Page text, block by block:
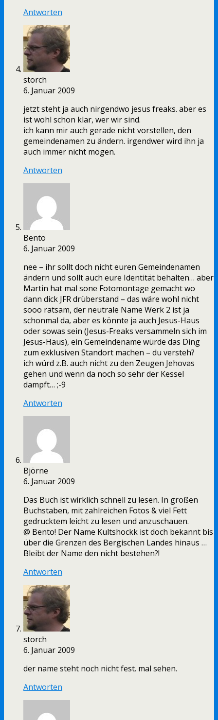
Antworten
storch
6. Januar 2009
jetzt steht ja auch nirgendwo jesus freaks. aber es
ist wohl schon klar, wer wir sind.
ich kann mir auch gerade nicht vorstellen, den
gemeindenamen zu ändern. irgendwer wird ihn ja
auch immer nicht mögen.
Antworten
Bento
6. Januar 2009
nee – ihr sollt doch nicht euren Gemeindenamen
ändern und sollt auch eure Identität behalten… aber
Martin hat mal sone Fotomontage gemacht wo
dann dick JFR drüberstand – das wäre wohl nicht
sooo ratsam, der neutrale Name Werk 2 ist ja
schonmal da, aber es könnte ja auch Jesus-Haus
oder sowas sein (Jesus-Freaks versammeln sich im
Jesus-Haus), ein Gemeindename würde das Ding
zum exklusiven Standort machen – du versteh?
ich würd z.B. auch nicht zu den Zeugen Jehovas
gehen und wenn da noch so sehr der Kessel
dampft… ;-9
Antworten
Björne
6. Januar 2009
Das Buch ist wirklich schnell zu lesen. In großen
Buchstaben, mit zahlreichen Fotos & viel Fett
gedrucktem leicht zu lesen und anzuschauen.
@ Bento! Der Name Kultshockk ist doch bekannt bis
über die Grenzen des Bergischen Landes hinaus …
Bleibt der Name den nicht bestehen?!
Antworten
storch
6. Januar 2009
der name steht noch nicht fest. mal sehen.
Antworten